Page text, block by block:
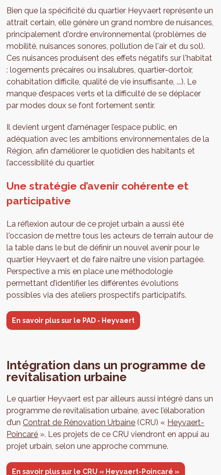
Bien que la spécificité du quartier Heyvaert représente un
attrait certain, elle génère un grand nombre de nuisances,
principalement d'ordre environnemental (problèmes de
mobilité, nuisances sonores, pollution de l'air et du sol).
Ces nuisances produisent des effets négatifs sur l'habitat
: logements précaires ou insalubres, quartier-dortoir,
cohabitation difficile, qualité de vie insuffisante, ...). Le
manque d’espaces verts et la difficulté de se déplacer
par modes doux se font fortement sentir.
Il devient urgent d’aménager l’espace public, en
adéquation avec les ambitions environnementales de la
Région, afin d’améliorer le quotidien des habitants et
l’accessibilité du quartier.
Une stratégie d’avenir cohérente et
participative
La réflexion autour de ce projet urbain a aussi été
l'occasion de mettre tous les acteurs de terrain autour de
la table dans le but de définir un nouvel avenir pour le
quartier Heyvaert et de faire naître une vision partagée.
Perspective a mis en place une méthodologie
permettant d’identifier les différentes évolutions
possibles via des ateliers prospectifs participatifs.
En savoir plus sur le PAD - Heyvaert
Intégration dans un programme de
revitalisation urbaine
Le quartier Heyvaert est par ailleurs aussi intégré dans un
programme de revitalisation urbaine, avec l’élaboration
d’unContrat de Rénovation Urbaine (CRU) « Heyvaert-
Poincaré ». Les projets de ce CRU viendront en appui au
projet urbain, selon une approche commune.
En savoir plus sur le CRU « Heyvaert-Poincaré »